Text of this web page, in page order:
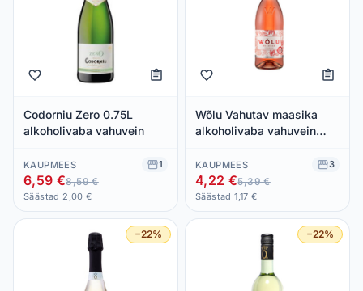
Codorniu Zero 0.75L
alkoholivaba vahuvein
KAUPMEES 1
6,59 €8,59 €
Säästad 2,00 €
Wõlu Vahutav maasika
alkoholivaba vahuvein
KAUPMEES 3
4,22 €5,39 €
Säästad 1,17 €
−22% −22%